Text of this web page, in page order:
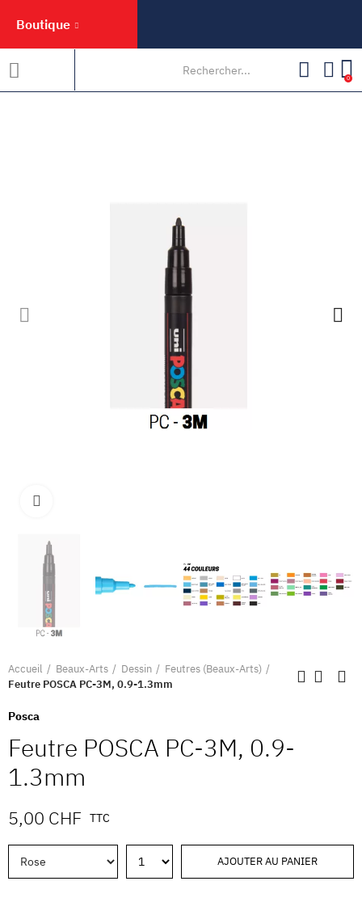
Boutique
0
Accueil Beaux-Arts Dessin
Feutres (Beaux-Arts)
Feutre POSCA PC-3M, 0.9-1.3mm
Posca
Feutre POSCA PC-3M, 0.9-
1.3mm
5,00 CHF TTC
AJOUTER AU PANIER